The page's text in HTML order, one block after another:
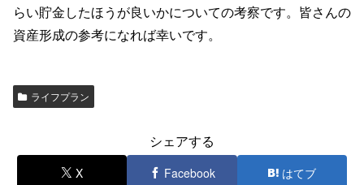
らい貯金したほうが良いかについての考察です。皆さんの
資産形成の参考になれば幸いです。
ライフプラン
シェアする
X Facebook はてブ